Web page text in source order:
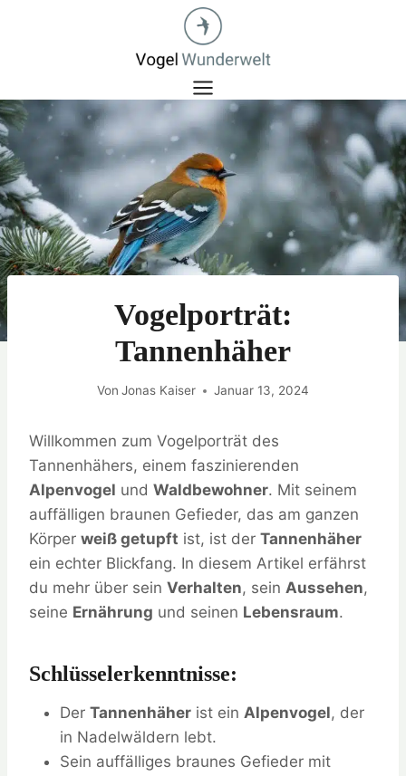
Vogelporträt:
Tannenhäher
Von Jonas Kaiser Januar 13, 2024
Willkommen zum Vogelporträt des
Tannenhähers, einem faszinierenden
Alpenvogel und Waldbewohner. Mit seinem
auffälligen braunen Gefieder, das am ganzen
Körper weiß getupft ist, ist der Tannenhäher
ein echter Blickfang. In diesem Artikel erfährst
du mehr über sein Verhalten, sein Aussehen,
seine Ernährung und seinen Lebensraum.
Schlüsselerkenntnisse:
Der Tannenhäher ist ein Alpenvogel, der
in Nadelwäldern lebt.
Sein auffälliges braunes Gefieder mit